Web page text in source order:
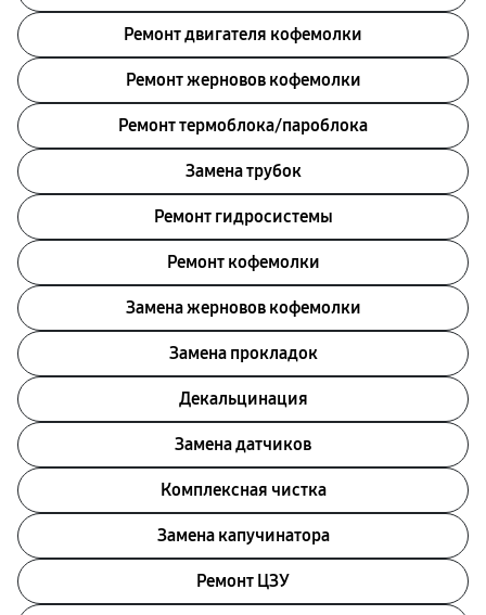
Ремонт двигателя кофемолки
Ремонт жерновов кофемолки
Ремонт термоблока/пароблока
Замена трубок
Ремонт гидросистемы
Ремонт кофемолки
Замена жерновов кофемолки
Замена прокладок
Декальцинация
Замена датчиков
Комплексная чистка
Замена капучинатора
Ремонт ЦЗУ